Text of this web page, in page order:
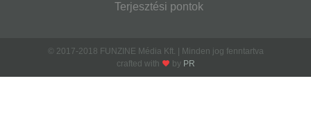
Terjesztési pontok
© 2017-2018 FUNZINE Média Kft. | Minden jog fenntartva
crafted with
by PR